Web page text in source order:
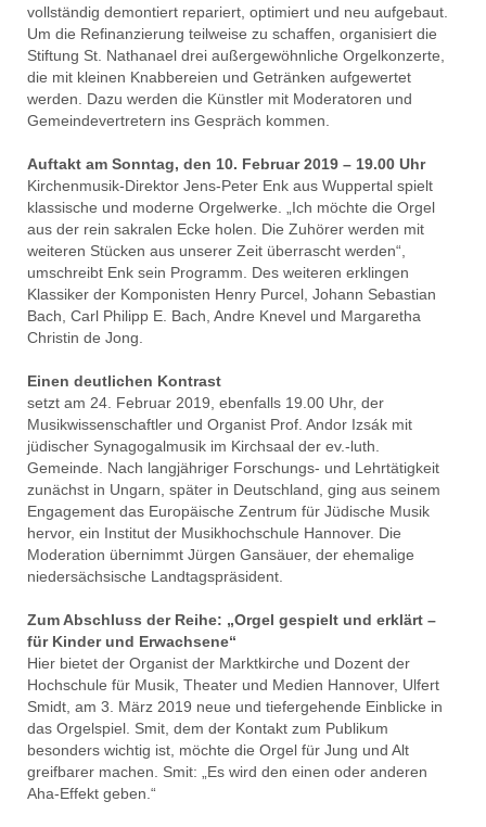
vollständig demontiert repariert, optimiert und neu aufgebaut.
Um die Refinanzierung teilweise zu schaffen, organisiert die
Stiftung St. Nathanael drei außergewöhnliche Orgelkonzerte,
die mit kleinen Knabbereien und Getränken aufgewertet
werden. Dazu werden die Künstler mit Moderatoren und
Gemeindevertretern ins Gespräch kommen.
Auftakt am Sonntag, den 10. Februar 2019 – 19.00 Uhr
Kirchenmusik-Direktor Jens-Peter Enk aus Wuppertal spielt
klassische und moderne Orgelwerke. „Ich möchte die Orgel
aus der rein sakralen Ecke holen. Die Zuhörer werden mit
weiteren Stücken aus unserer Zeit überrascht werden“,
umschreibt Enk sein Programm. Des weiteren erklingen
Klassiker der Komponisten Henry Purcel, Johann Sebastian
Bach, Carl Philipp E. Bach, Andre Knevel und Margaretha
Christin de Jong.
Einen deutlichen Kontrast
setzt am 24. Februar 2019, ebenfalls 19.00 Uhr, der
Musikwissenschaftler und Organist Prof. Andor Izsák mit
jüdischer Synagogalmusik im Kirchsaal der ev.-luth.
Gemeinde. Nach langjähriger Forschungs- und Lehrtätigkeit
zunächst in Ungarn, später in Deutschland, ging aus seinem
Engagement das Europäische Zentrum für Jüdische Musik
hervor, ein Institut der Musikhochschule Hannover. Die
Moderation übernimmt Jürgen Gansäuer, der ehemalige
niedersächsische Landtagspräsident.
Zum Abschluss der Reihe: „Orgel gespielt und erklärt –
für Kinder und Erwachsene“
Hier bietet der Organist der Marktkirche und Dozent der
Hochschule für Musik, Theater und Medien Hannover, Ulfert
Smidt, am 3. März 2019 neue und tiefergehende Einblicke in
das Orgelspiel. Smit, dem der Kontakt zum Publikum
besonders wichtig ist, möchte die Orgel für Jung und Alt
greifbarer machen. Smit: „Es wird den einen oder anderen
Aha-Effekt geben.“